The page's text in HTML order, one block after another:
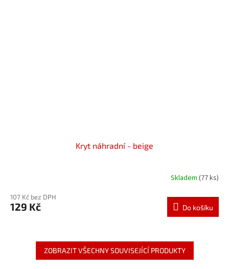
Kryt náhradní - beige
Skladem (77 ks)
107 Kč bez DPH
129 Kč Do košíku
ZOBRAZIT VŠECHNY SOUVISEJÍCÍ PRODUKTY